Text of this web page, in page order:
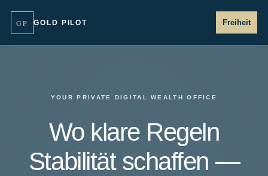
GP GOLD PILOT Freiheit
YOUR PRIVATE DIGITAL WEALTH OFFICE
Wo klare Regeln
Stabilität schaffen —